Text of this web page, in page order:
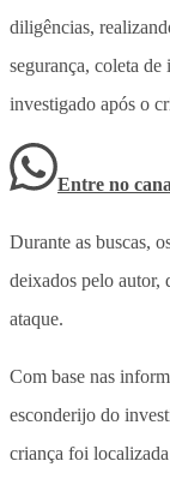
diligências,
segurança, coleta
investigado após o
Entre no
Durante as buscas,
deixados pelo autor,
ataque.
Com base nas
esconderijo do
criança foi localizada